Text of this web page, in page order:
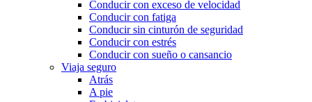
Conducir con exceso de velocidad
Conducir con fatiga
Conducir sin cinturón de seguridad
Conducir con estrés
Conducir con sueño o cansancio
Viaja seguro
Atrás
A pie